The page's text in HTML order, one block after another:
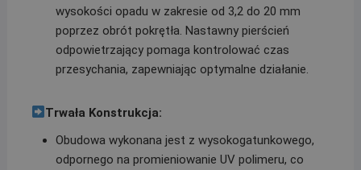
wysokości opadu w zakresie od 3,2 do 20 mm
poprzez obrót pokrętła. Nastawny pierścień
odpowietrzający pomaga kontrolować czas
przesychania, zapewniając optymalne działanie.
Trwała Konstrukcja:
Obudowa wykonana jest z wysokogatunkowego,
odpornego na promieniowanie UV polimeru, co